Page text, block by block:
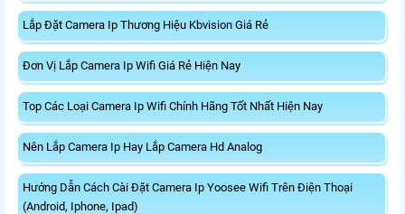
Lắp Đặt Camera Ip Thương Hiệu Kbvision Giá Rẻ
Đơn Vị Lắp Camera Ip Wifi Giá Rẻ Hiện Nay
Top Các Loại Camera Ip Wifi Chính Hãng Tốt Nhất Hiện Nay
Nên Lắp Camera Ip Hay Lắp Camera Hd Analog
Hướng Dẫn Cách Cài Đặt Camera Ip Yoosee Wifi Trên Điện Thoại
(Android, Iphone, Ipad)